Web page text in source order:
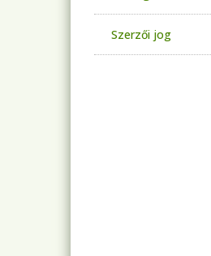
Szerzői jog